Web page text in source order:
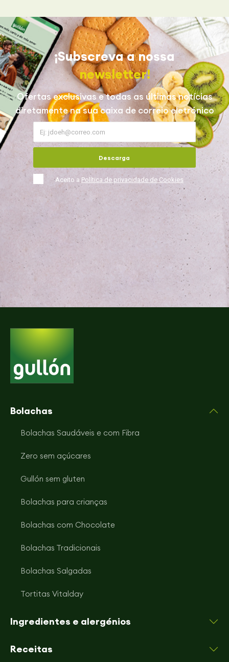
¡Subscreva a nossa
newsletter!
Ofertas exclusivas e todas as últimas notícias
diretamente na sua caixa de correio eletrónico
Aceito a Política de privacidade de Cookies
Descarga
Bolachas
Bolachas Saudáveis e com Fibra
Zero sem açúcares
Gullón sem gluten
Bolachas para crianças
Bolachas com Chocolate
Bolachas Tradicionais
Bolachas Salgadas
Tortitas Vitalday
Ingredientes e alergénios
Receitas